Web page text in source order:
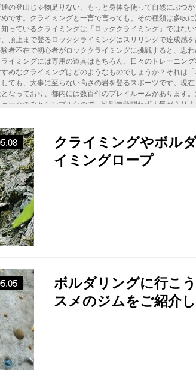
クラシックルート「北鎌尾根」から槍ヶ岳へ！
登山女子Kajoの自粛
るメディア数が500社を突破！
い土地の負担が重荷に！権利を放棄できる？
山を買ってレジャー
ってオススメ！ソロキャンプに最適なテント5選
ックのスキー板は初心者におすすめ！3つの理由,
【お手頃キャンピン
た配している島？ 福岡の猫島に行ってみた
【こずチャンネル】
救う」その理由とは
に眠っていませんか？アウトドア用品をマウンガ
2018年夏｜マウンテ
トの選び方やおすすめのテント7選をご紹介！
プアップテントおすすめ5選】選び方や注意点・
【最強の保冷剤5選】
テナンス方法は？キャンプ女子Kajoが洗ってみた
プスの最奥部、黒部・雲ノ平へ！【ソロキャンプや登
！｜モンベル春夏の新商品をご紹介
計の代名詞スント・コアの魅力と使い方｜人気お
キャンプ・ハイキン
び方とおすすめシューズをご紹介
ミング道具はゼロポイントで揃えよう！種類別で
【山岳四団体声明発
！『かんたん手作りツナ』の作り方
シエキャンパーSakiさんに教わる！『本格マルゲ
パティシエキャンパ
紹介します
岳最高峰へ】南八ヶ岳テント泊登山、赤岳〜横
北八ヶ岳池めぐり山
ールをお得に攻略する方法
マックスの焚き火台でおすすめなものはどれ？特
ふるさと納税で焚き
下舞弓さんが動画投稿を始めたワケとは？
も街でも】ジャックウルフスキンの魅力と用途別
防水？非防水？トレ
フリース、ダウン！お得な入手方法も
リノックスのマルチツールを用途別で紹介！人生
登山用リュックなら
び方とおすすめシューズをご紹介
クスファイヤーのおすすめウェア8選！防虫, 防
ヒルバーグのテント
行記＃１山形の源流「最初の装備は重かった」
ンカラ釣りのリアルがここにある！料理も魅力
【#STAY HOME】釣
テナンス方法は？キャンプ女子Kajoが洗ってみた
けに作られた『アクシーズクイン』、人気の理由
フォックスファイヤ
！料理も魅力の「源流居酒屋よーこ」チャンネル
シエキャンパーSakiさんに教わる！『濃厚蒸しシ
【#STAY HOME】お
ナの初のレシピ本、鉄フライパン「ごちそうレシ
キャンプや登山に】湯切り不要パスタの作り方
パティシエキャンパ
！簡単・美味しいなめらか『手作り豆腐』の作り
シエキャンパーSakiさんに教わる！カリッ・ジ
パティシエキャンパ
の登山じゃ物足りない、もっと身体を使って自然にぶつ
です。クライミングと一言で言っても、その種類は多岐
知っているクライミングは「ロッククライミング」ではな
、頂上まで登るロッククライミングはスリリングで達成感
者不在で初心者がロッククライミングに挑戦すると、思
ライミングには専用の道具はもちろん、日々のトレーニン
めなクライミングはどのようなものでしょうか？それは
ても、大事に至らない高さの岩を登るスポーツです。現
なっており、都内には数百件のプレイルームがあります
ョークのみとシンプルなので、性別年齢問わず人気があり
クライミングやボル
イミングロープ
ボルダリングに行こ
スメのジムをご紹介